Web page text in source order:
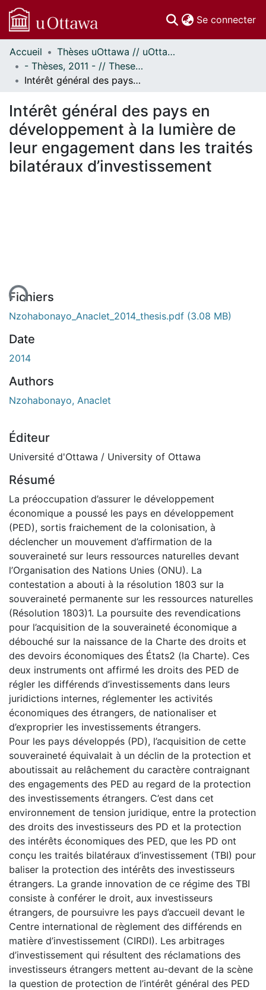
Se connecter
Communautés
et collections
Parcourir
À propos
Accueil
Thèses uOttawa // uOttawa Theses
- Thèses, 2011 - // Theses, 2011 -
Intérêt général des pays en développement à la lumière de leur engagement dans les traités bilatéraux d’investissement
Intérêt général des pays en
développement à la lumière de
leur engagement dans les traités
bilatéraux d’investissement
Fichiers
Nzohabonayo_Anaclet_2014_thesis.pdf (3.08 MB)
Date
2014
Authors
Nzohabonayo, Anaclet
Éditeur
Université d'Ottawa / University of Ottawa
Résumé
La préoccupation d’assurer le développement
économique a poussé les pays en développement
(PED), sortis fraichement de la colonisation, à
déclencher un mouvement d’affirmation de la
souveraineté sur leurs ressources naturelles devant
l’Organisation des Nations Unies (ONU). La
contestation a abouti à la résolution 1803 sur la
souveraineté permanente sur les ressources naturelles
(Résolution 1803)1. La poursuite des revendications
pour l’acquisition de la souveraineté économique a
débouché sur la naissance de la Charte des droits et
des devoirs économiques des États2 (la Charte). Ces
deux instruments ont affirmé les droits des PED de
régler les différends d’investissements dans leurs
juridictions internes, réglementer les activités
économiques des étrangers, de nationaliser et
d’exproprier les investissements étrangers.
Pour les pays développés (PD), l’acquisition de cette
souveraineté équivalait à un déclin de la protection et
aboutissait au relâchement du caractère contraignant
des engagements des PED au regard de la protection
des investissements étrangers. C’est dans cet
environnement de tension juridique, entre la protection
des droits des investisseurs des PD et la protection
des intérêts économiques des PED, que les PD ont
conçu les traités bilatéraux d’investissement (TBI) pour
baliser la protection des intérêts des investisseurs
étrangers. La grande innovation de ce régime des TBI
consiste à conférer le droit, aux investisseurs
étrangers, de poursuivre les pays d’accueil devant le
Centre international de règlement des différends en
matière d’investissement (CIRDI). Les arbitrages
d’investissement qui résultent des réclamations des
investisseurs étrangers mettent au-devant de la scène
la question de protection de l’intérêt général des PED